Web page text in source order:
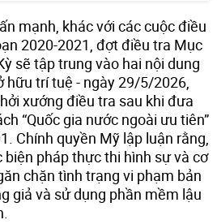
mạnh, khác với các cuộc điều
2020-2021, đợt điều tra Mục
sẽ tập trung vào hai nội dung
hữu trí tuệ - ngày 29/5/2026,
xướng điều tra sau khi đưa
“Quốc gia nước ngoài ưu tiên”
Chính quyền Mỹ lập luận rằng,
pháp thực thi hình sự và cơ
chặn tình trạng vi phạm bản
giả và sử dụng phần mềm lậu